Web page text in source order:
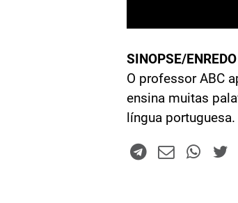
SINOPSE/ENREDO
O professor ABC
ensina muitas
língua portuguesa.